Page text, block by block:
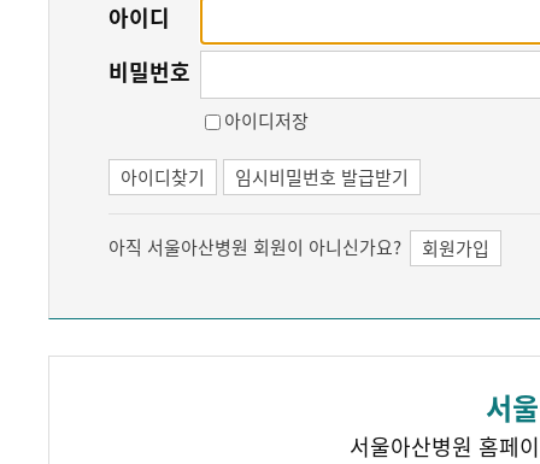
아이디
비밀번호
아이디저장
아이디찾기 임시비밀번호 발급받기
아직 서울아산병원 회원이 아니신가요? 회원가입
서
서울아산병원 홈페